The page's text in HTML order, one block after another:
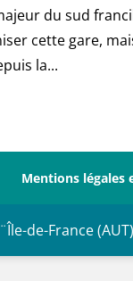
du sud
cette gare,
la...
Mentions légales
de-France (AUT)